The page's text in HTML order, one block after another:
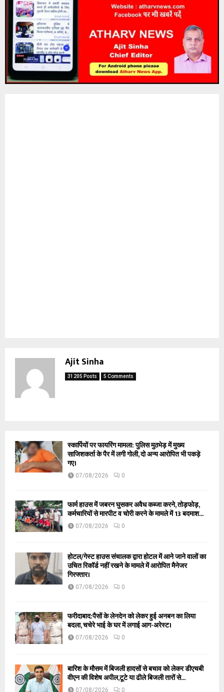
Ajit Sinha
31205 Posts 5 Comments
स्कार्पियों पर फायरिंग मामला: पुलिस मुठभेड़ में मुख्य
साजिशकर्ता के पैर में लगी गोली, दो अन्य आरोपित भी पकड़े
गए।
07/08/2026 0
फार्म हाउस में जबरन घुसकर अवैध कब्जा करने, तोड़फोड़,
कर्मचारियों से मारपीट व चोरी करने के मामले में 13 बदमाश...
07/08/2026 0
होटल/गेस्ट हाउस संचालक द्वारा होटल में आने जाने वालों का
उचित रिकॉर्ड नहीं रखने के मामले में आरोपित मैनेजर
गिरफ्तार।
07/08/2026 0
फरीदाबाद:पैसों के लेनदेन को लेकर हुई अनबन का लिया
बदला, चचेरे भाई के घर में लगाई आग-अरेस्ट।
07/08/2026 0
बारिश के मौसम में बिजली हादसों से बचाव को लेकर डीएचबी
वीएन की विशेष अपील,टूटे या ढीले बिजली तारों से...
07/08/2026 0